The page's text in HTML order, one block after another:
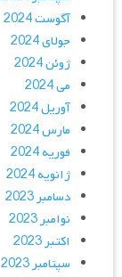
آگوست 2024
جولای 2024
ژوئن 2024
می 2024
آوریل 2024
مارس 2024
فوریه 2024
ژانویه 2024
دسامبر 2023
نوامبر 2023
اکتبر 2023
سپتامبر 2023